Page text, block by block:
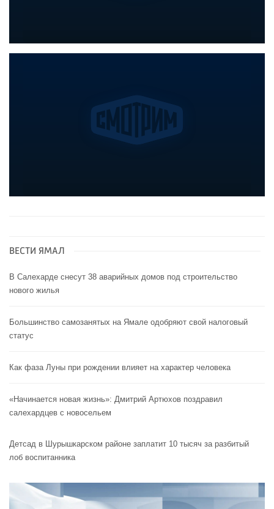
ВЕСТИ ЯМАЛ
В Салехарде снесут 38 аварийных домов под строительство
нового жилья
Большинство самозанятых на Ямале одобряют свой налоговый
статус
Как фаза Луны при рождении влияет на характер человека
«Начинается новая жизнь»: Дмитрий Артюхов поздравил
салехардцев с новосельем
Детсад в Шурышкарском районе заплатит 10 тысяч за разбитый
лоб воспитанника